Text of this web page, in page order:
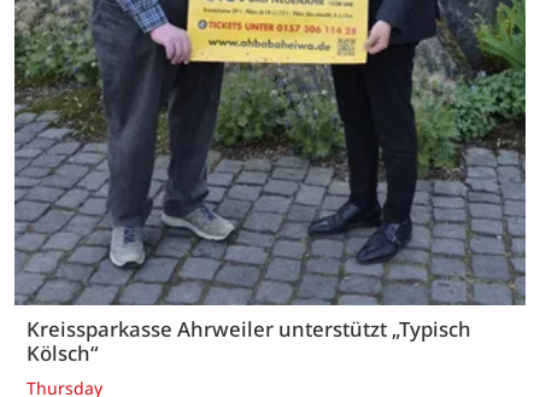
Kreissparkasse Ahrweiler unterstützt „Typisch
Kölsch“
Thursday